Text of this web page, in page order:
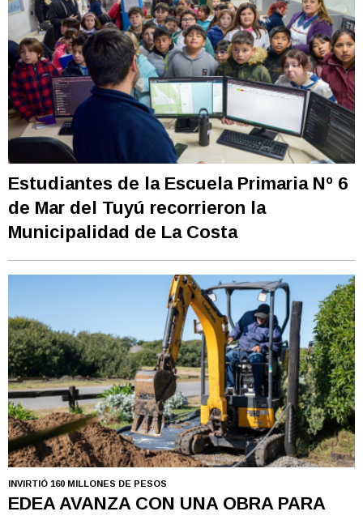
Estudiantes de la Escuela Primaria Nº 6
de Mar del Tuyú recorrieron la
Municipalidad de La Costa
INVIRTIÓ 160 MILLONES DE PESOS
EDEA AVANZA CON UNA OBRA PARA